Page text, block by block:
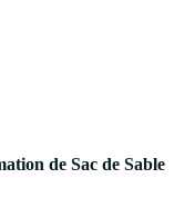
de Sac de Sable